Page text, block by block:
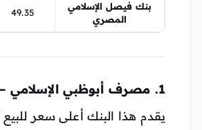
بنك فيصل الإسلامي
المصري
49.35
1. مصرف أبوظبي الإسلامي – مصر
يقدم هذا البنك أعلى سعر للبيع